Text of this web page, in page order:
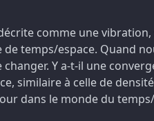
comme une
temps/espace. Quand
Y a-t-il une
similaire à celle de
dans le monde du